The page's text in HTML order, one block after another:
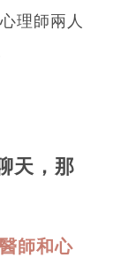
理師兩人
天，那
師和心